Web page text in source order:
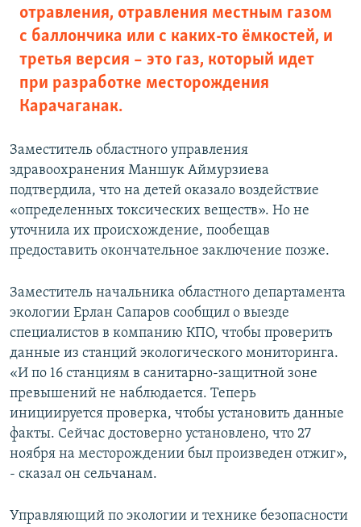
отравления, отравления местным газом
с баллончика или с каких-то ёмкостей, и
третья версия – это газ, который идет
при разработке месторождения
Карачаганак.
Заместитель областного управления
здравоохранения Маншук Аймурзиева
подтвердила, что на детей оказало воздействие
«определенных токсических веществ». Но не
уточнила их происхождение, пообещав
предоставить окончательное заключение позже.
Заместитель начальника областного департамента
экологии Ерлан Сапаров сообщил о выезде
специалистов в компанию КПО, чтобы проверить
данные из станций экологического мониторинга.
«И по 16 станциям в санитарно-защитной зоне
превышений не наблюдается. Теперь
инициируется проверка, чтобы установить данные
факты. Сейчас достоверно установлено, что 27
ноября на месторождении был произведен отжиг»,
- сказал он сельчанам.
Управляющий по экологии и технике безопасности